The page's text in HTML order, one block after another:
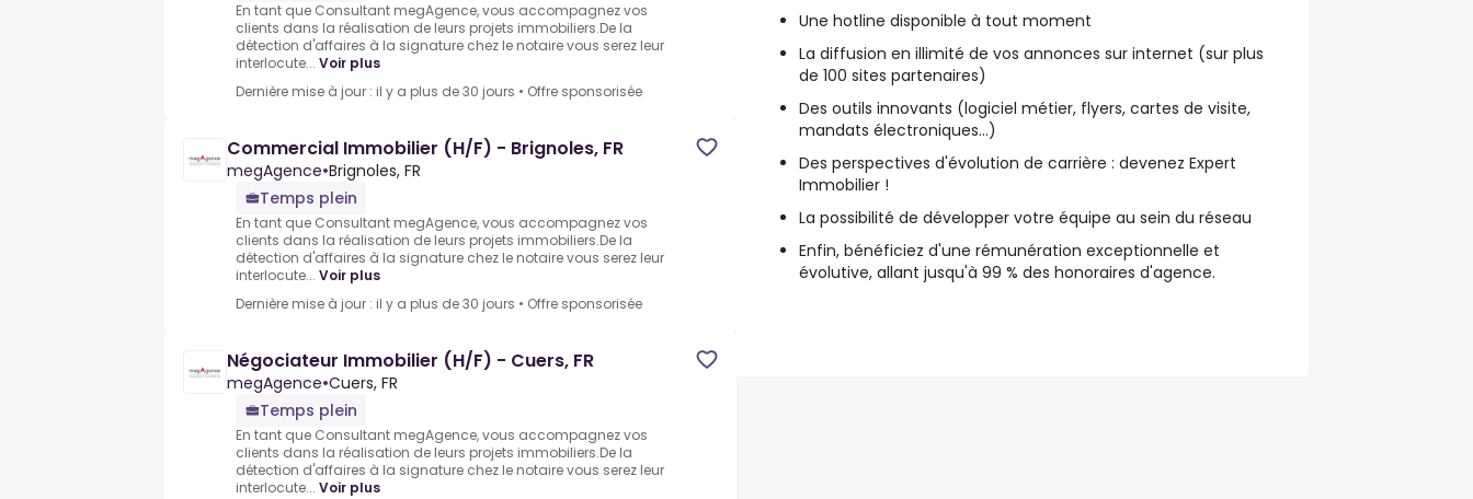
En tant que Consultant megAgence, vous accompagnez vos
clients dans la réalisation de leurs projets immobiliers.De la
détection d'affaires à la signature chez le notaire vous serez leur
interlocute... Voir plus
Dernière mise à jour : il y a plus de 30 jours • Offre sponsorisée
Commercial Immobilier (H/F) - Brignoles, FR
megAgence•Brignoles, FR
Temps plein
En tant que Consultant megAgence, vous accompagnez vos
clients dans la réalisation de leurs projets immobiliers.De la
détection d'affaires à la signature chez le notaire vous serez leur
interlocute... Voir plus
Dernière mise à jour : il y a plus de 30 jours • Offre sponsorisée
Négociateur Immobilier (H/F) - Cuers, FR
megAgence•Cuers, FR
Temps plein
En tant que Consultant megAgence, vous accompagnez vos
clients dans la réalisation de leurs projets immobiliers.De la
détection d'affaires à la signature chez le notaire vous serez leur
interlocute... Voir plus
Une hotline disponible à tout moment
La diffusion en illimité de vos annonces sur internet (sur plus
de 100 sites partenaires)
Des outils innovants (logiciel métier, flyers, cartes de visite,
mandats électroniques…)
Des perspectives d'évolution de carrière : devenez Expert
Immobilier !
La possibilité de développer votre équipe au sein du réseau
Enfin, bénéficiez d'une rémunération exceptionnelle et
évolutive, allant jusqu'à 99 % des honoraires d'agence.